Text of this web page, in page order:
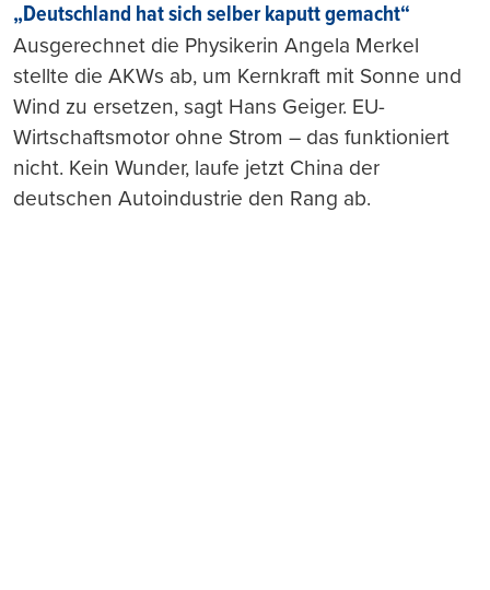
„Deutschland hat sich selber kaputt gemacht“
Ausgerechnet die Physikerin Angela Merkel
stellte die AKWs ab, um Kernkraft mit Sonne und
Wind zu ersetzen, sagt Hans Geiger. EU-
Wirtschaftsmotor ohne Strom – das funktioniert
nicht. Kein Wunder, laufe jetzt China der
deutschen Autoindustrie den Rang ab.